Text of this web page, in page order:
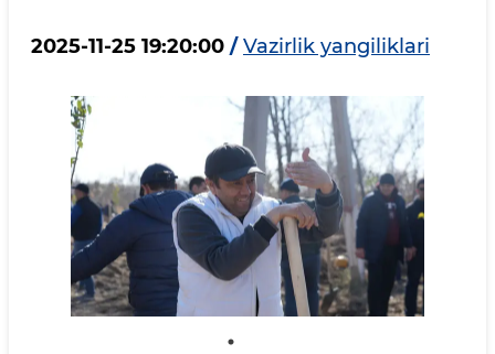
2025-11-25 19:20:00 / Vazirlik yangiliklari